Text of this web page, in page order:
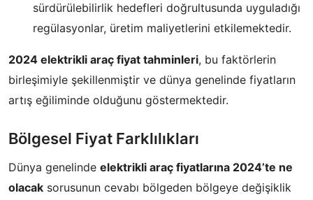
sürdürülebilirlik hedefleri doğrultusunda uyguladığı
regülasyonlar, üretim maliyetlerini etkilemektedir.
2024 elektrikli araç fiyat tahminleri, bu faktörlerin
birleşimiyle şekillenmiştir ve dünya genelinde fiyatların
artış eğiliminde olduğunu göstermektedir.
Bölgesel Fiyat Farklılıkları
Dünya genelinde elektrikli araç fiyatlarına 2024’te ne
olacak sorusunun cevabı bölgeden bölgeye değişiklik